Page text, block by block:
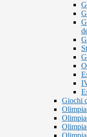
Giochi